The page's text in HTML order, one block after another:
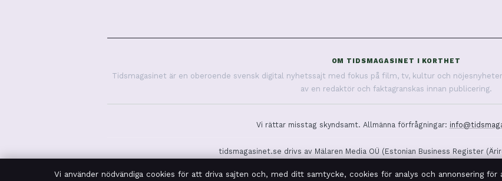
OM TIDSMAGASINET I KORTHET
Tidsmagasinet är en oberoende svensk digital nyhetssajt med fokus på film, tv, kultur och
av en redaktör och faktagranskas innan publicering.
Vi rättar misstag skyndsamt. Allmänna förfrågningar:
tidsmagasinet.se drivs av Mälaren Media OÜ (Estonian Business Register
© 2026 tidsmagasinet.se · WorldRSS · Så verifierar vi vår
Vi använder nödvändiga cookies för att driva sajten och, med ditt samtycke, cookies för analys och annonsering för